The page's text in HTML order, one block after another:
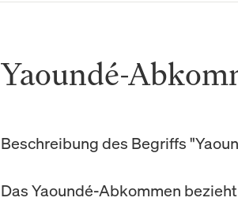
Yaoundé-
Beschreibung des Begriffs
Das Yaoundé-Abkommen